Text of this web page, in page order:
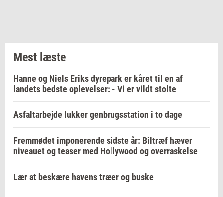
Mest læste
Hanne og Niels Eriks dyrepark er kåret til en af
landets bedste oplevelser: - Vi er vildt stolte
Asfaltarbejde lukker genbrugsstation i to dage
Fremmødet imponerende sidste år: Biltræf hæver
niveauet og teaser med Hollywood og overraskelse
Lær at beskære havens træer og buske